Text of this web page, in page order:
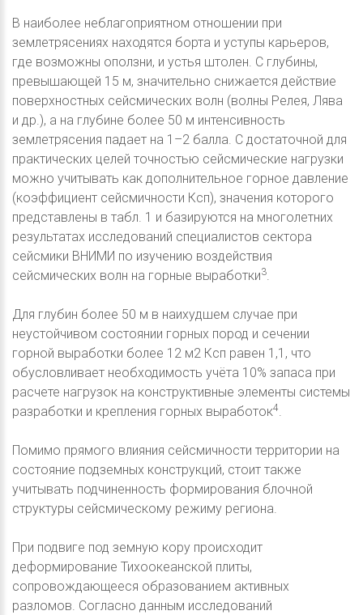
В наиболее неблагоприятном отношении при
землетрясениях находятся борта и уступы карьеров,
где возможны оползни, и устья штолен. С глубины,
превышающей 15 м, значительно снижается действие
поверхностных сейсмических волн (волны Релея, Лява
и др.), а на глубине более 50 м интенсивность
землетрясения падает на 1–2 балла. С достаточной для
практических целей точностью сейсмические нагрузки
можно учитывать как дополнительное горное давление
(коэффициент сейсмичности Ксп), значения которого
представлены в табл. 1 и базируются на многолетних
результатах исследований специалистов сектора
сейсмики ВНИМИ по изучению воздействия
сейсмических волн на горные выработки3.
Для глубин более 50 м в наихудшем случае при
неустойчивом состоянии горных пород и сечении
горной выработки более 12 м2 Ксп равен 1,1, что
обусловливает необходимость учёта 10% запаса при
расчете нагрузок на конструктивные элементы системы
разработки и крепления горных выработок4.
Помимо прямого влияния сейсмичности территории на
состояние подземных конструкций, стоит также
учитывать подчиненность формирования блочной
структуры сейсмическому режиму региона.
При подвиге под земную кору происходит
деформирование Тихоокеанской плиты,
сопровождающееся образованием активных
разломов. Согласно данным исследований